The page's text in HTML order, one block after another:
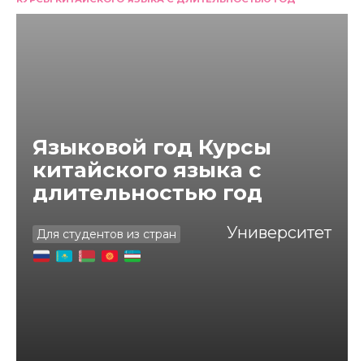
Языковой год Курсы
китайского языка с
длительностью год
Для студентов из стран Университет